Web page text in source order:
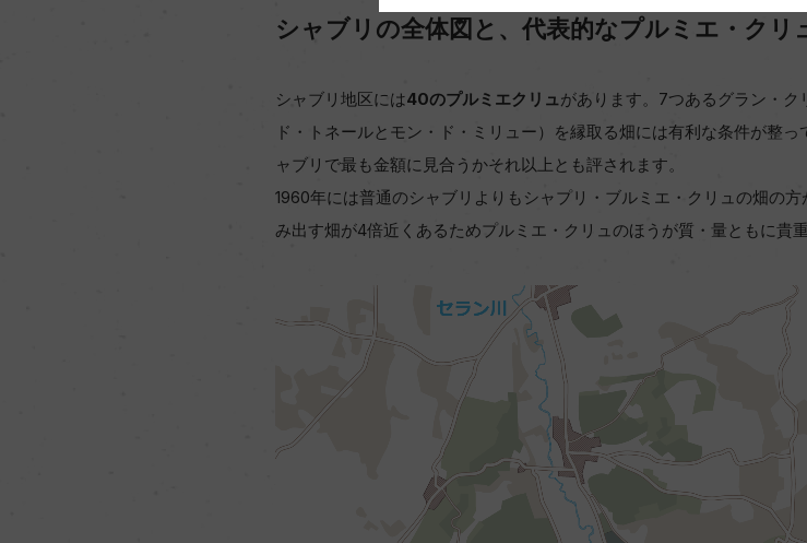
シャブリの全体図と、代表的なプルミエ・クリ
シャブリ地区には40のプルミエクリュがあります。7つあるグラン・ク
ド・トネールとモン・ド・ミリュー）を縁取る畑には有利な条件が整
ャブリで最も金額に見合うかそれ以上とも評されます。
1960年には普通のシャブリよりもシャプリ・ブルミエ・クリュの畑の
み出す畑が4倍近くあるためプルミエ・クリュのほうが質・量ともに貴